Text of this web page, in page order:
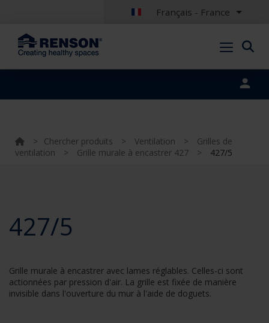
Français - France
> Chercher produits > Ventilation >
Grilles de
ventilation
> Grille murale à encastrer 427 > 427/5
427/5
Grille murale à encastrer avec lames réglables. Celles-ci sont
actionnées par pression d'air. La grille est fixée de manière
invisible dans l'ouverture du mur à l'aide de doguets.